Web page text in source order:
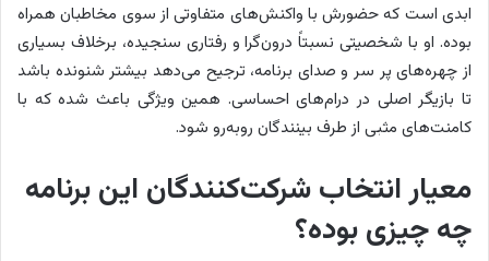
ابدی است که حضورش با واکنش‌های متفاوتی از سوی مخاطبان همراه
بوده. او با شخصیتی نسبتاً درون‌گرا و رفتاری سنجیده، برخلاف بسیاری
از چهره‌های پر سر و صدای برنامه، ترجیح می‌دهد بیشتر شنونده باشد
تا بازیگر اصلی در درام‌های احساسی. همین ویژگی باعث شده که با
کامنت‌های مثبی از طرف بینندگان روبه‌رو شود.
معیار انتخاب شرکت‌کنندگان این برنامه
چه چیزی بوده؟